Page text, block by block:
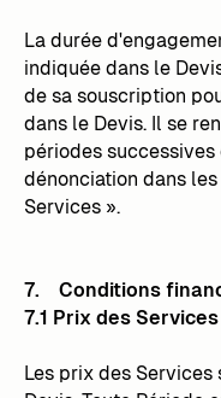
La durée
indiquée dans le
de sa souscription
dans le Devis. Il se
périodes
dénonciation dans
Services ».
7. Conditions
7.1 Prix des Services
Les prix des